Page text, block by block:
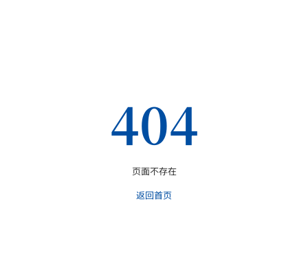
404
页面不存在
返回首页